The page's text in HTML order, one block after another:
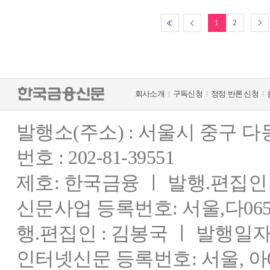
1 2
회사소개 구독신청 정정·반론 신청
발행소(주소) : 서울시 중구
번호 : 202-81-39551
제호: 한국금융 ㅣ 발행.편집
신문사업 등록번호: 서울,다
행.편집인 : 김봉국 ㅣ 발행일
인터넷신문 등록번호: 서울,